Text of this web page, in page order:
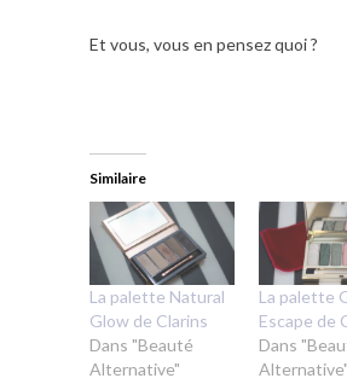
Et vous, vous en pensez quoi ?
Similaire
La palette Natural
Glow de Clarins
Dans "Beauté
Alternative"
La palette
Escape de
Dans
Alternative"